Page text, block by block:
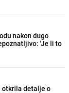
nakon dugo
'Je li to
otkrila detalje o